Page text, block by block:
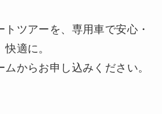
ツアーを、専用車で安心・
快適に。
ムからお申し込みください。